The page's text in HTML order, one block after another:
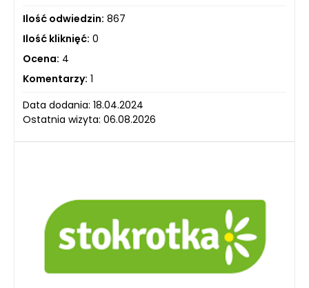
Ilość odwiedzin: 867
Ilość kliknięć: 0
Ocena: 4
Komentarzy: 1
Data dodania: 18.04.2024
Ostatnia wizyta: 06.08.2026